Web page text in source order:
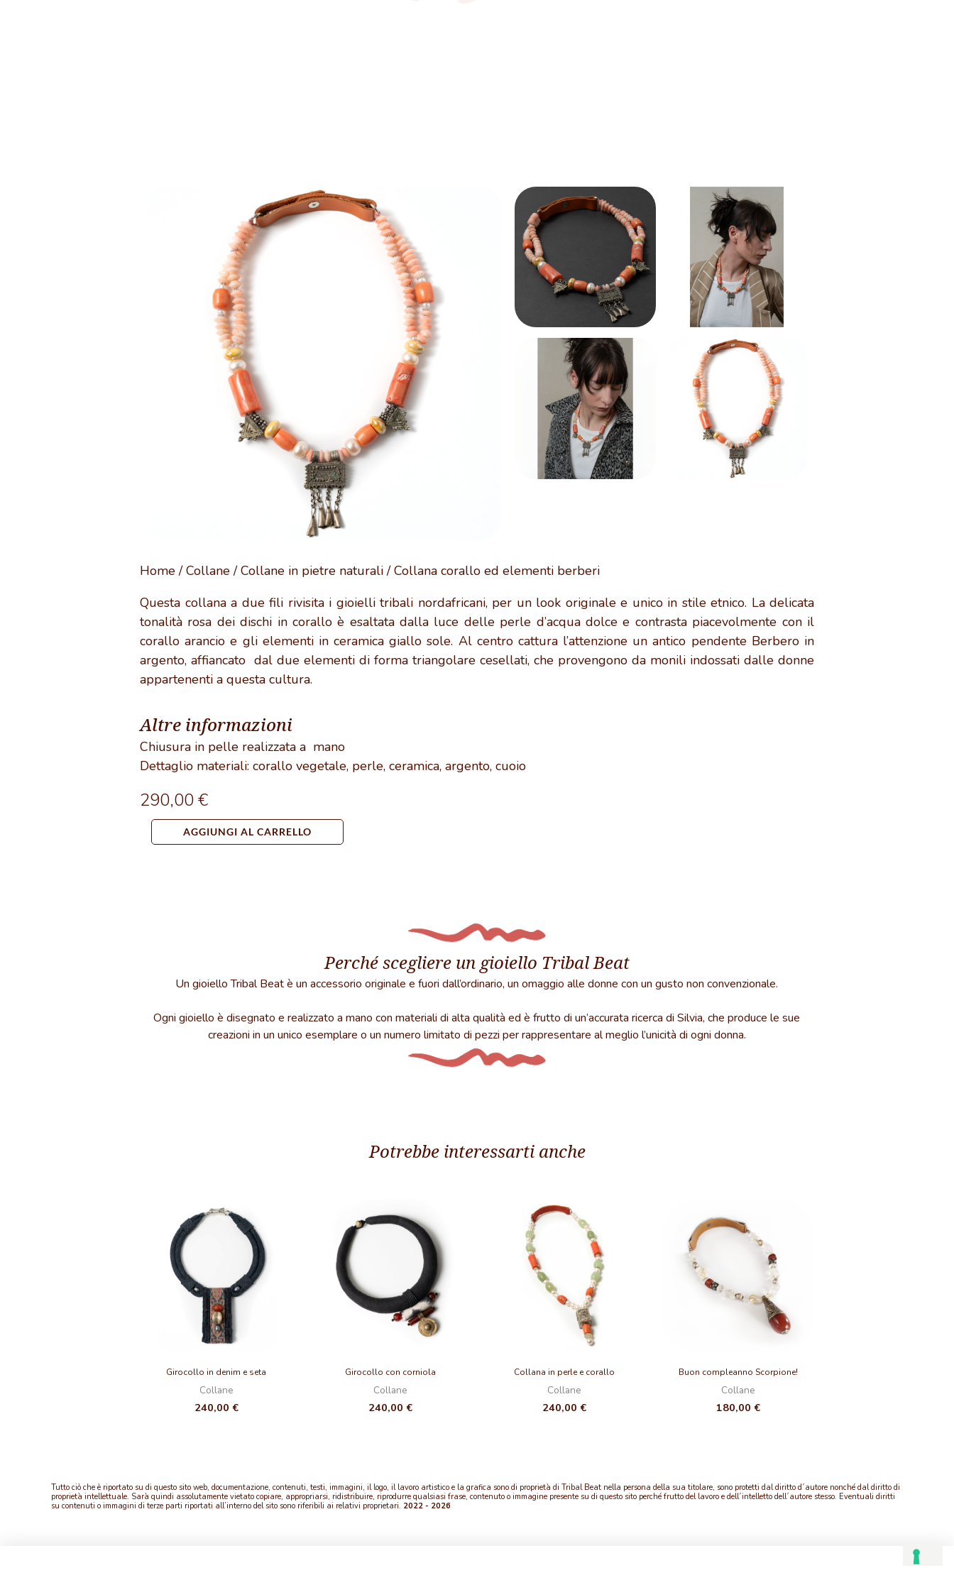
Home/Collane/Collane in pietre naturali/ Collana corallo ed elementi berberi
Questa collana a due fili rivisita i gioielli tribali nordafricani, per un look originale e unico in stile etnico. La delicata
tonalità rosa dei dischi in corallo è esaltata dalla luce delle perle d’acqua dolce e contrasta piacevolmente con il
corallo arancio e gli elementi in ceramica giallo sole. Al centro cattura l’attenzione un antico pendente Berbero in
argento, affiancato dal due elementi di forma triangolare cesellati, che provengono da monili indossati dalle donne
appartenenti a questa cultura.
Altre informazioni
Chiusura in pelle realizzata a mano
Dettaglio materiali: corallo vegetale, perle, ceramica, argento, cuoio
290,00€
Collana
corallo
AGGIUNGI AL CARRELLO
Perché scegliere un gioiello Tribal Beat
Un gioiello Tribal Beat è un accessorio originale e fuori dall’ordinario, un omaggio alle donne con un gusto non convenzionale.
Ogni gioiello è disegnato e realizzato a mano con materiali di alta qualità ed è frutto di un’accurata ricerca di Silvia, che produce le sue
creazioni in un unico esemplare o un numero limitato di pezzi per rappresentare al meglio l’unicità di ogni donna.
Potrebbe interessarti anche
Girocollo in denim e seta
Collane
240,00 €
Girocollo con corniola
Collane
240,00 €
Collana in perle e corallo
Collane
240,00 €
Buon compleanno Scorpione!
Collane
180,00 €
Tutto ciò che è riportato su di questo sito web, documentazione, contenuti, testi, immagini, il logo, il lavoro artistico e la grafica sono di proprietà di Tribal Beat nella persona della sua titolare, sono protetti dal diritto d´autore nonché dal diritto di
proprietà intellettuale. Sarà quindi assolutamente vietato copiare, appropriarsi, ridistribuire, riprodurre qualsiasi frase, contenuto o immagine presente su di questo sito perché frutto del lavoro e dell´intelletto dell´autore stesso. Eventuali diritti
su contenuti o immagini di terze parti riportati all’interno del sito sono riferibili ai relativi proprietari. 2022 - 2026